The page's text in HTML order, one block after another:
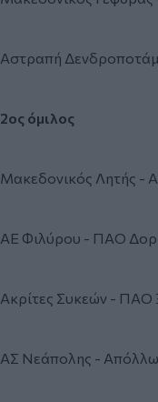
Αστραπή
2ος όμιλος
Μακεδονικός Λητής -
ΑΕ Φιλύρου - ΠΑΟ
Ακρίτες Συκεών - ΠΑΟ
ΑΣ Νεάπολης -